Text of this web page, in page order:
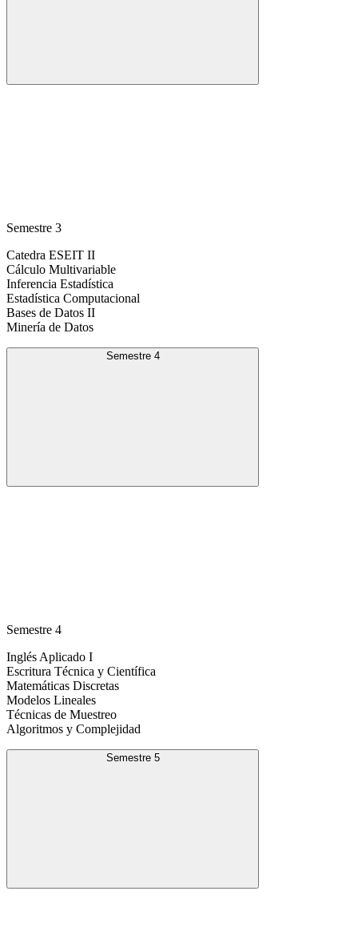
Semestre 3
Catedra ESEIT II
Cálculo Multivariable
Inferencia Estadística
Estadística Computacional
Bases de Datos II
Minería de Datos
Semestre 4
Semestre 4
Inglés Aplicado I
Escritura Técnica y Científica
Matemáticas Discretas
Modelos Lineales
Técnicas de Muestreo
Algoritmos y Complejidad
Semestre 5